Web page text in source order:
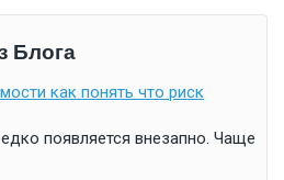
Блога
как понять что риск
появляется внезапно. Чаще